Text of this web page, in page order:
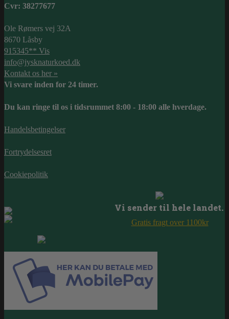
Cvr: 38277677
Ole Rømers vej 32A
8670 Låsby
915345** Vis
info@jysknaturkoed.dk
Kontakt os her »
Vi svare inden for 24 timer.
Du kan ringe til os i tidsrummet 8:00 - 18:00 alle hverdage.
Handelsbetingelser
Fortrydelsesret
Cookiepolitik
Vi sender til hele landet.
Gratis fragt over 1100kr